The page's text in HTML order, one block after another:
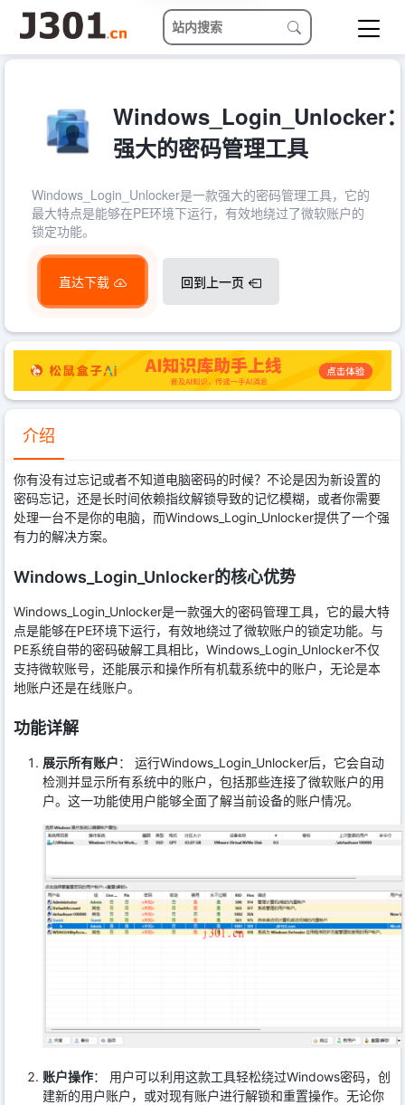
Windows_Login_Unlocker
强大的密码管理工具
Windows_Login_Unlocker是一款强大的密码管理工具，它的
最大特点是能够在PE环境下运行，有效地绕过了微软账户的
锁定功能。
直达下载 回到上一页
介绍
你有没有过忘记或者不知道电脑密码的时候？不论是因为新设置的
密码忘记，还是长时间依赖指纹解锁导致的记忆模糊，或者你需要
处理一台不是你的电脑，而Windows_Login_Unlocker提供了一个强
有力的解决方案。
Windows_Login_Unlocker的核心优势
Windows_Login_Unlocker是一款强大的密码管理工具，它的最大特
点是能够在PE环境下运行，有效地绕过了微软账户的锁定功能。与
PE系统自带的密码破解工具相比，Windows_Login_Unlocker不仅
支持微软账号，还能展示和操作所有机载系统中的账户，无论是本
地账户还是在线账户。
功能详解
展示所有账户： 运行Windows_Login_Unlocker后，它会自动
检测并显示所有系统中的账户，包括那些连接了微软账户的用
户。这一功能使用户能够全面了解当前设备的账户情况。
账户操作： 用户可以利用这款工具轻松绕过Windows密码，创
建新的用户账户，或对现有账户进行解锁和重置操作。无论你